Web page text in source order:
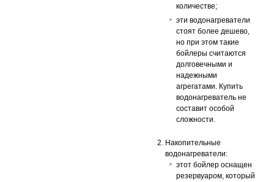
количестве;
эти водонагреватели
стоят более дешево,
но при этом такие
бойлеры считаются
долговечными и
надежными
агрегатами. Купить
водонагреватель не
составит особой
сложности.
Накопительные
водонагреватели:
этот бойлер оснащен
резервуаром, который